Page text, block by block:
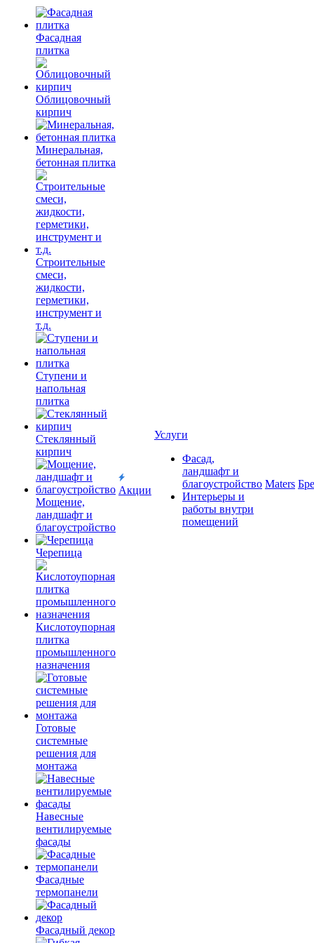
Фасадная
плитка
Облицовочный
кирпич
Минеральная,
бетонная плитка
Строительные
смеси,
жидкости,
герметики,
инструмент и
т.д.
Ступени и
напольная
плитка
Cтеклянный
кирпич
Мощение,
ландшафт и
благоустройство
Черепица
Кислотоупорная
плитка
промышленного
назначения
Готовые
системные
решения для
монтажа
Навесные
вентилируемые
фасады
Фасадные
термопанели
Фасадный декор
Акции
Услуги
Фасад,
ландшафт и
благоустройство
Интерьеры и
работы внутри
помещений
Maters